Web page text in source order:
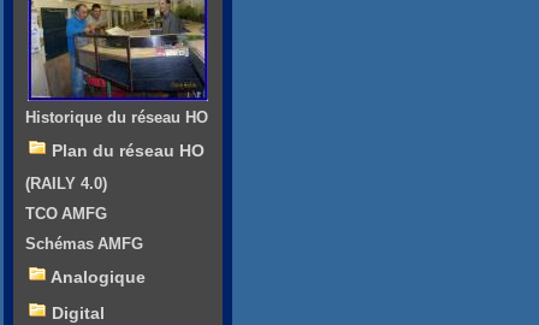
Historique du réseau HO
Plan du réseau HO
(RAILY 4.0)
TCO AMFG
Schémas AMFG
Analogique
Digital